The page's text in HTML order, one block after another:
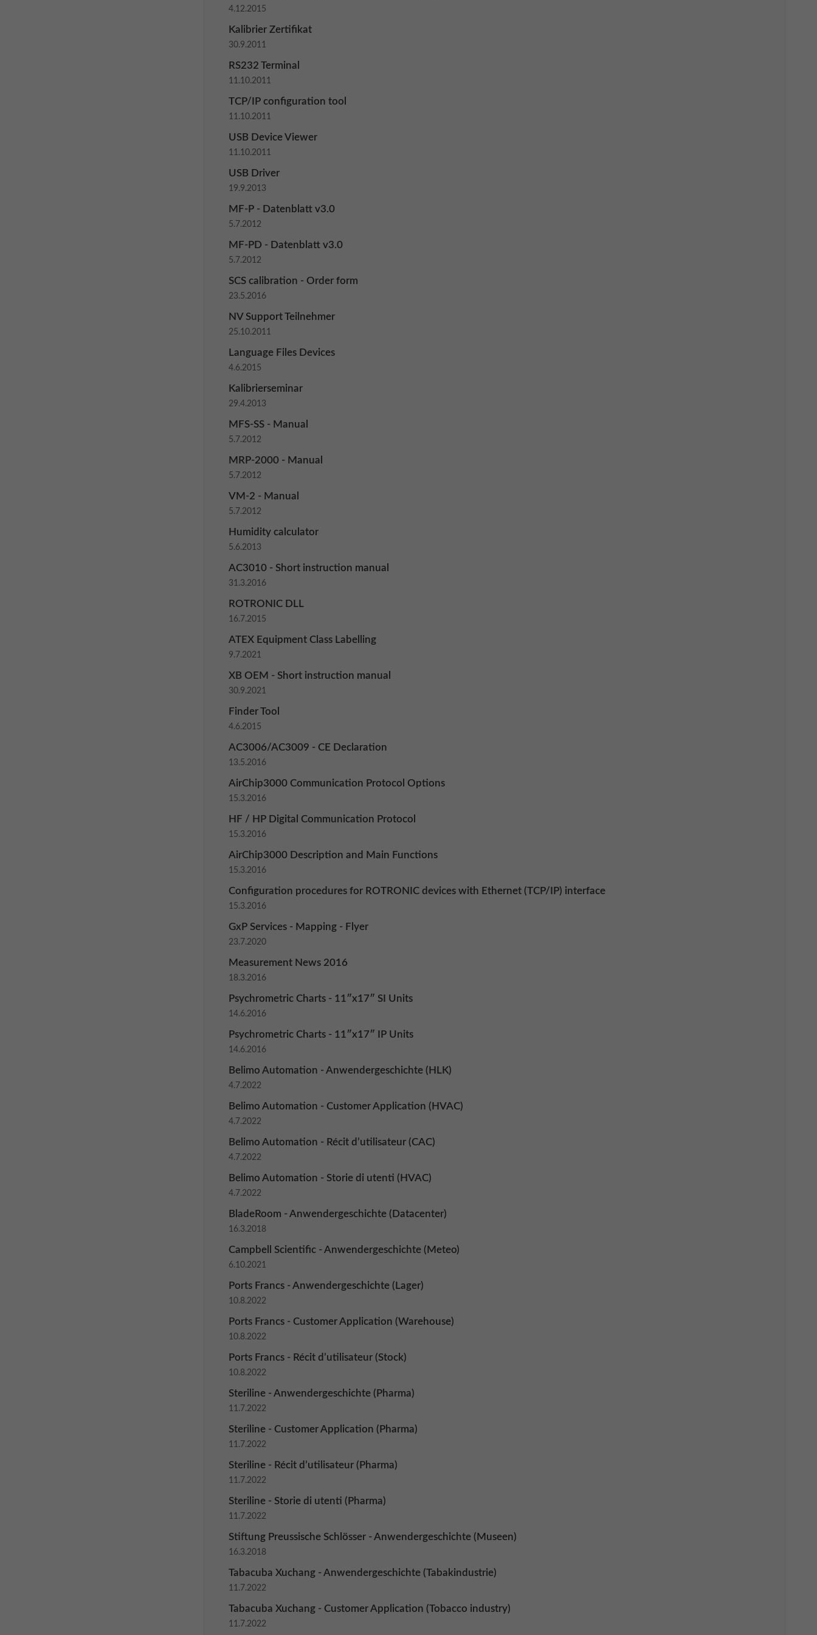
4.12.2015
Kalibrier Zertifikat
30.9.2011
RS232 Terminal
11.10.2011
TCP/IP configuration tool
11.10.2011
USB Device Viewer
11.10.2011
USB Driver
19.9.2013
MF-P - Datenblatt v3.0
5.7.2012
MF-PD - Datenblatt v3.0
5.7.2012
SCS calibration - Order form
23.5.2016
NV Support Teilnehmer
25.10.2011
Language Files Devices
4.6.2015
Kalibrierseminar
29.4.2013
MFS-SS - Manual
5.7.2012
MRP-2000 - Manual
5.7.2012
VM-2 - Manual
5.7.2012
Humidity calculator
5.6.2013
AC3010 - Short instruction manual
31.3.2016
ROTRONIC DLL
16.7.2015
ATEX Equipment Class Labelling
9.7.2021
XB OEM - Short instruction manual
30.9.2021
Finder Tool
4.6.2015
AC3006/AC3009 - CE Declaration
13.5.2016
AirChip3000 Communication Protocol Options
15.3.2016
HF / HP Digital Communication Protocol
15.3.2016
AirChip3000 Description and Main Functions
15.3.2016
Configuration procedures for ROTRONIC devices with Ethernet (TCP/IP) interface
15.3.2016
GxP Services - Mapping - Flyer
23.7.2020
Measurement News 2016
18.3.2016
Psychrometric Charts - 11″x17″ SI Units
14.6.2016
Psychrometric Charts - 11″x17″ IP Units
14.6.2016
Belimo Automation - Anwendergeschichte (HLK)
4.7.2022
Belimo Automation - Customer Application (HVAC)
4.7.2022
Belimo Automation - Récit d’utilisateur (CAC)
4.7.2022
Belimo Automation - Storie di utenti (HVAC)
4.7.2022
BladeRoom - Anwendergeschichte (Datacenter)
16.3.2018
Campbell Scientific - Anwendergeschichte (Meteo)
6.10.2021
Ports Francs - Anwendergeschichte (Lager)
10.8.2022
Ports Francs - Customer Application (Warehouse)
10.8.2022
Ports Francs - Récit d’utilisateur (Stock)
10.8.2022
Steriline - Anwendergeschichte (Pharma)
11.7.2022
Steriline - Customer Application (Pharma)
11.7.2022
Steriline - Récit d’utilisateur (Pharma)
11.7.2022
Steriline - Storie di utenti (Pharma)
11.7.2022
Stiftung Preussische Schlösser - Anwendergeschichte (Museen)
16.3.2018
Tabacuba Xuchang - Anwendergeschichte (Tabakindustrie)
11.7.2022
Tabacuba Xuchang - Customer Application (Tobacco industry)
11.7.2022